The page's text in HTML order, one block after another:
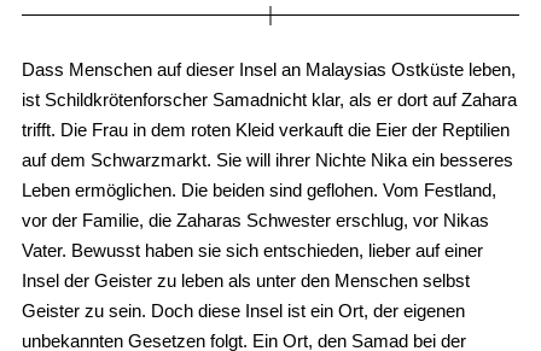
Dass Menschen auf dieser Insel an Malaysias Ostküste leben,
ist Schildkrötenforscher Samadnicht klar, als er dort auf Zahara
trifft. Die Frau in dem roten Kleid verkauft die Eier der Reptilien
auf dem Schwarzmarkt. Sie will ihrer Nichte Nika ein besseres
Leben ermöglichen. Die beiden sind geflohen. Vom Festland,
vor der Familie, die Zaharas Schwester erschlug, vor Nikas
Vater. Bewusst haben sie sich entschieden, lieber auf einer
Insel der Geister zu leben als unter den Menschen selbst
Geister zu sein. Doch diese Insel ist ein Ort, der eigenen
unbekannten Gesetzen folgt. Ein Ort, den Samad bei der